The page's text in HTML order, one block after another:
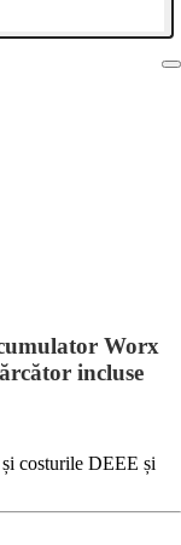
Worx
incluse
costurile DEEE și